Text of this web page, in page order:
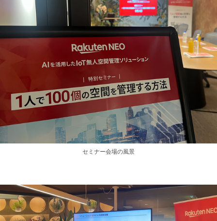
セミナー会場の風景